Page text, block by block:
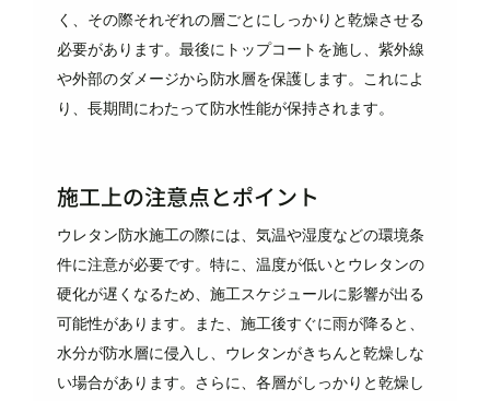
く、その際それぞれの層ごとにしっかりと乾燥させる
必要があります。最後にトップコートを施し、紫外線
や外部のダメージから防水層を保護します。これによ
り、長期間にわたって防水性能が保持されます。
施工上の注意点とポイント
ウレタン防水施工の際には、気温や湿度などの環境条
件に注意が必要です。特に、温度が低いとウレタンの
硬化が遅くなるため、施工スケジュールに影響が出る
可能性があります。また、施工後すぐに雨が降ると、
水分が防水層に侵入し、ウレタンがきちんと乾燥しな
い場合があります。さらに、各層がしっかりと乾燥し